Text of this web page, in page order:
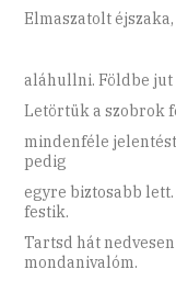
Elmaszatolt
aláhullni. Földbe jut
Letörtük a szobrok
mindenféle
pedig
egyre biztosabb
festik.
Tartsd hát
mondanivalóm.